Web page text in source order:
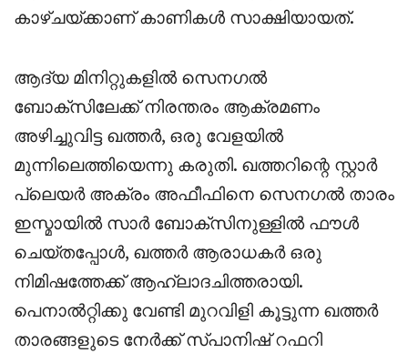
കാഴ്ചയ്ക്കാണ് കാണികൾ സാക്ഷിയായത്.
ആദ്യ മിനിറ്റുകളിൽ സെനഗൽ
ബോക്സിലേക്ക് നിരന്തരം ആക്രമണം
അഴിച്ചുവിട്ട ഖത്തർ, ഒരു വേളയിൽ
മുന്നിലെത്തിയെന്നു കരുതി. ഖത്തറിന്റെ സ്റ്റാർ
പ്ലെയർ അക്രം അഫീഫിനെ സെനഗൽ താരം
ഇസ്മായിൽ സാർ ബോക്സിനുള്ളിൽ ഫൗൾ
ചെയ്തപ്പോൾ, ഖത്തർ ആരാധകർ ഒരു
നിമിഷത്തേക്ക് ആഹ്ലാദചിത്തരായി.
പെനാൽറ്റിക്കു വേണ്ടി മുറവിളി കൂട്ടുന്ന ഖത്തർ
താരങ്ങളുടെ നേർക്ക് സ്പാനിഷ് റഫറി